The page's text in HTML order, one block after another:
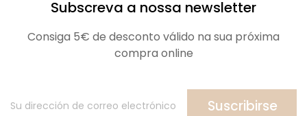
Subscreva a nossa newsletter
Consiga 5€ de desconto válido na sua próxima
compra online
Suscribirse